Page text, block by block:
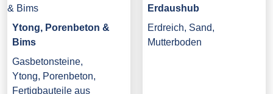
Ytong, Porenbeton &
Bims
Gasbetonsteine,
Ytong, Porenbeton,
Fertigbauteile aus
Erdaushub
Erdreich, Sand,
Mutterboden